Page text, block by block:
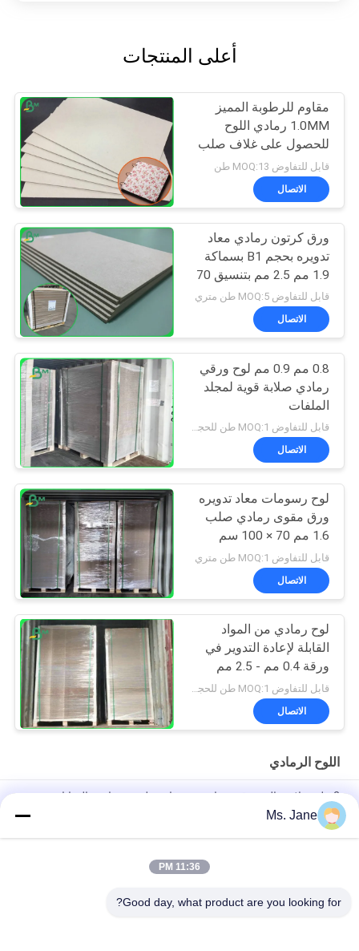
أعلى المنتجات
مقاوم للرطوبة المميز
1.0MM رمادي اللوح
للحصول على غلاف صلب
قابل للتفاوض MOQ:13 طن
الاتصال
ورق كرتون رمادي معاد
تدويره بحجم B1 بسماكة
1.9 مم 2.5 مم بتنسيق 70
* 100 سم
قابل للتفاوض MOQ:5 طن متري
الاتصال
0.8 مم 0.9 مم لوح ورقي
رمادي صلابة قوية لمجلد
الملفات
قابل للتفاوض MOQ:1 طن للحجم العادي و 10 طن للحجم الخاص
الاتصال
لوح رسومات معاد تدويره
ورق مقوى رمادي صلب
1.6 مم 70 × 100 سم
قابل للتفاوض MOQ:1 طن متري
الاتصال
لوح رمادي من المواد
القابلة لإعادة التدوير في
ورقة 0.4 مم - 2.5 مم
لمجلدات الحلقة
الاتصال
اللوح الرمادي
2 ملم صلابة عالية ورقية رمادية من جانبين لصنع صناديق الهدايا
أحجية الصور المقطوعة ذات اللون الأزرق بالكامل من الورق المقوى
مقاس 1.5 مم من ورق اللوح الأزرق
Ms. Jane
11:36 PM
Good day, what product are you looking for?